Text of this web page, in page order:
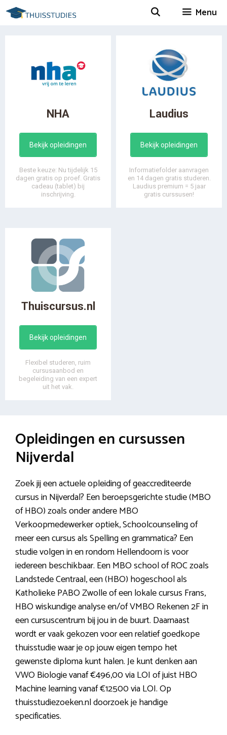
Spring
naar
Menu
NHA
Bekijk opleidingen
Beste keuze: Nu tijdelijk 15
dagen gratis op proef. Gratis
cadeau (tablet) bij
inschrijving.
Laudius
Bekijk opleidingen
Informatiefolder aanvragen
en 14 dagen gratis studeren.
Laudius premium = 5 jaar
gratis curssusen!
Thuiscursus.nl
Bekijk opleidingen
Flexibel studeren, ruim
cursusaanbod en
begeleiding van een expert
uit het vak.
Opleidingen en cursussen
Nijverdal
Zoek jij een actuele opleiding of geaccrediteerde
cursus in Nijverdal? Een beroepsgerichte studie (MBO
of HBO) zoals onder andere MBO
Verkoopmedewerker optiek, Schoolcounseling of
meer een cursus als Spelling en grammatica? Een
studie volgen in en rondom Hellendoorn is voor
iedereen beschikbaar. Een MBO school of ROC zoals
Landstede Centraal, een (HBO) hogeschool als
Katholieke PABO Zwolle of een lokale cursus Frans,
HBO wiskundige analyse en/of VMBO Rekenen 2F in
een cursuscentrum bij jou in de buurt. Daarnaast
wordt er vaak gekozen voor een relatief goedkope
thuisstudie waar je op jouw eigen tempo het
gewenste diploma kunt halen. Je kunt denken aan
VWO Biologie vanaf €496,00 via LOI of juist HBO
Machine learning vanaf €12500 via LOI. Op
thuisstudiezoeken.nl doorzoek je handige
specificaties.